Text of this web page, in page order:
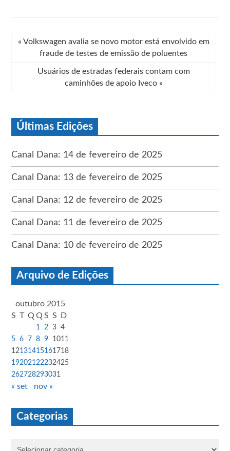
« Volkswagen avalia se novo motor está envolvido em
fraude de testes de emissão de poluentes
Usuários de estradas federais contam com
caminhões de apoio Iveco »
Últimas Edições
Canal Dana: 14 de fevereiro de 2025
Canal Dana: 13 de fevereiro de 2025
Canal Dana: 12 de fevereiro de 2025
Canal Dana: 11 de fevereiro de 2025
Canal Dana: 10 de fevereiro de 2025
Arquivo de Edições
outubro 2015
S T Q Q S S D
1 2 3 4
5 6 7 8 9 1011
12131415161718
192021 22232425
262728293031
« set nov »
Categorias